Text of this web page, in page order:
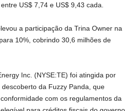
US$ 7,74 e US$ 9,43 cada.
a participação da Trina Owner na
10%, cobrindo 30,6 milhões de
Inc. (NYSE:TE) foi atingida por
da Fuzzy Panda, que
com os regulamentos da